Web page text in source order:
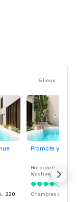
5 lieux
: 220
Promote your
Hôtel de luxe à
Washington
Chambres